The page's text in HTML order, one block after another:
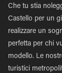
Che tu stia
Castello per un
realizzare un
perfetta per chi
modello. Le
turistici